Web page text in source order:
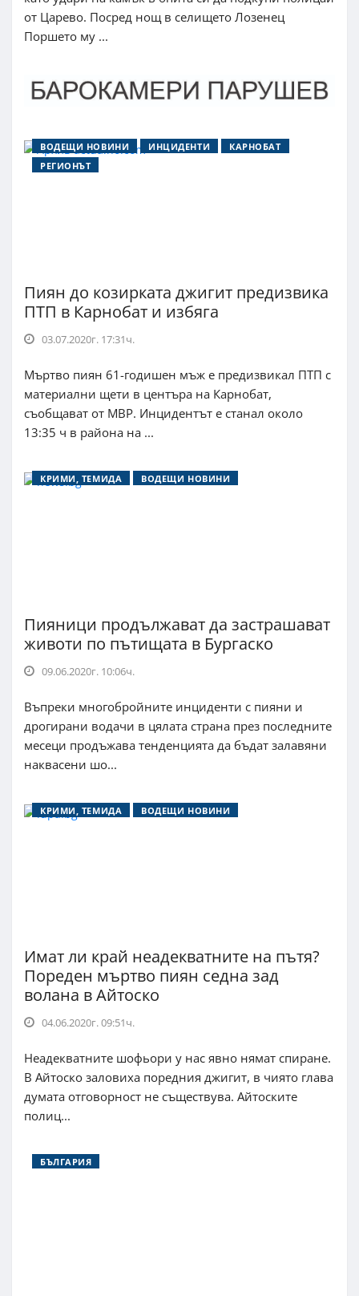
от Царево. Посред нощ в селището Лозенец
Поршето му ...
ВОДЕЩИ НОВИНИ ИНЦИДЕНТИ
КАРНОБАТ
РЕГИОНЪТ
Пиян до козирката джигит предизвика
ПТП в Карнобат и избяга
03.07.2020г. 17:31ч.
Мъртво пиян 61-годишен мъж е предизвикал ПТП с
материални щети в центъра на Карнобат,
съобщават от МВР. Инцидентът е станал около
13:35 ч в района на ...
КРИМИ, ТЕМИДА ВОДЕЩИ НОВИНИ
Пияници продължават да застрашават
животи по пътищата в Бургаско
09.06.2020г. 10:06ч.
Въпреки многобройните инциденти с пияни и
дрогирани водачи в цялата страна през последните
месеци продъжава тенденцията да бъдат залавяни
наквасени шо...
КРИМИ, ТЕМИДА ВОДЕЩИ НОВИНИ
Имат ли край неадекватните на пътя?
Пореден мъртво пиян седна зад
волана в Айтоско
04.06.2020г. 09:51ч.
Неадекватните шофьори у нас явно нямат спиране.
В Айтоско заловиха поредния джигит, в чиято глава
думата отговорност не съществува. Айтоските
полиц...
БЪЛГАРИЯ